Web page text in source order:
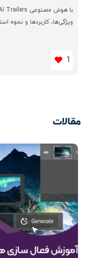
ویژگی‌ها، کاربردها و نحوه
1
مقالات